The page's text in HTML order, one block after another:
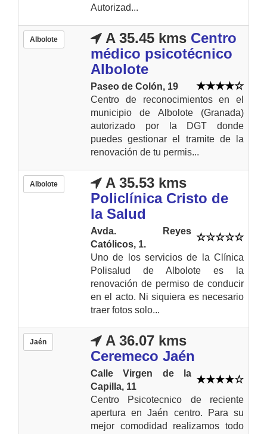
Autorizad...
Albolote A 35.45 kms Centro
médico psicotécnico
Albolote
Paseo de Colón, 19
Centro de reconocimientos en el
municipio de Albolote (Granada)
autorizado por la DGT donde
puedes gestionar el tramite de la
renovación de tu permis...
Albolote
A 35.53 kms
Policlínica Cristo de
la Salud
Avda. Reyes
Católicos, 1.
Uno de los servicios de la Clínica
Polisalud de Albolote es la
renovación de permiso de conducir
en el acto. Ni siquiera es necesario
traer fotos solo...
Jaén
A 36.07 kms
Ceremeco Jaén
Calle Virgen de la
Capilla, 11
Centro Psicotecnico de reciente
apertura en Jaén centro. Para su
mejor comodidad realizamos todo